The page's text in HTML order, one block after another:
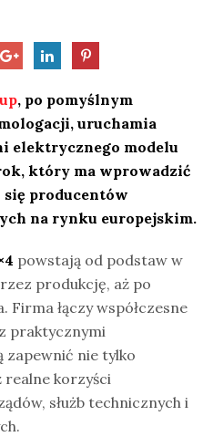
, po pomyślnym
uruchamia
elektrycznego modelu
który ma wprowadzić
producentów
na rynku europejskim.
powstają od podstaw w
produkcję, aż po
łączy współczesne
praktycznymi
zapewnić nie tylko
realne korzyści
służb technicznych i